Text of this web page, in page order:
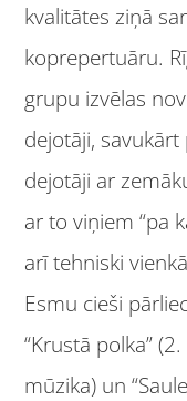
kvalitātes ziņā
koprepertuāru.
grupu izvēlas
dejotāji,
dejotāji ar
ar to viņiem “pa
arī tehniski
Esmu cieši
“Krustā polka”
mūzika) un